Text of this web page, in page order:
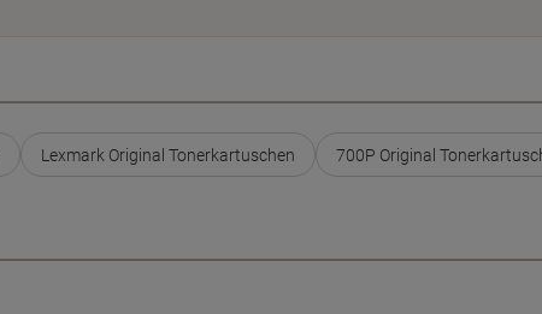
Lexmark Original Tonerkartuschen 700P Original